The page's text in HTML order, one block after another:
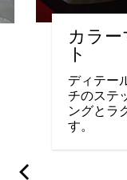
カラ
ト
ディテー
チのステ
ングとラ
す。